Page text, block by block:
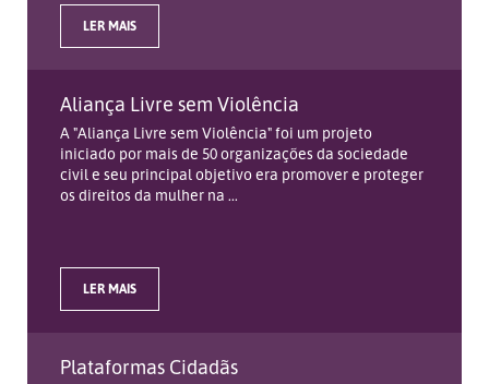
LER MAIS
Aliança Livre sem Violência
A "Aliança Livre sem Violência" foi um projeto
iniciado por mais de 50 organizações da sociedade
civil e seu principal objetivo era promover e proteger
os direitos da mulher na ...
LER MAIS
Plataformas Cidadãs